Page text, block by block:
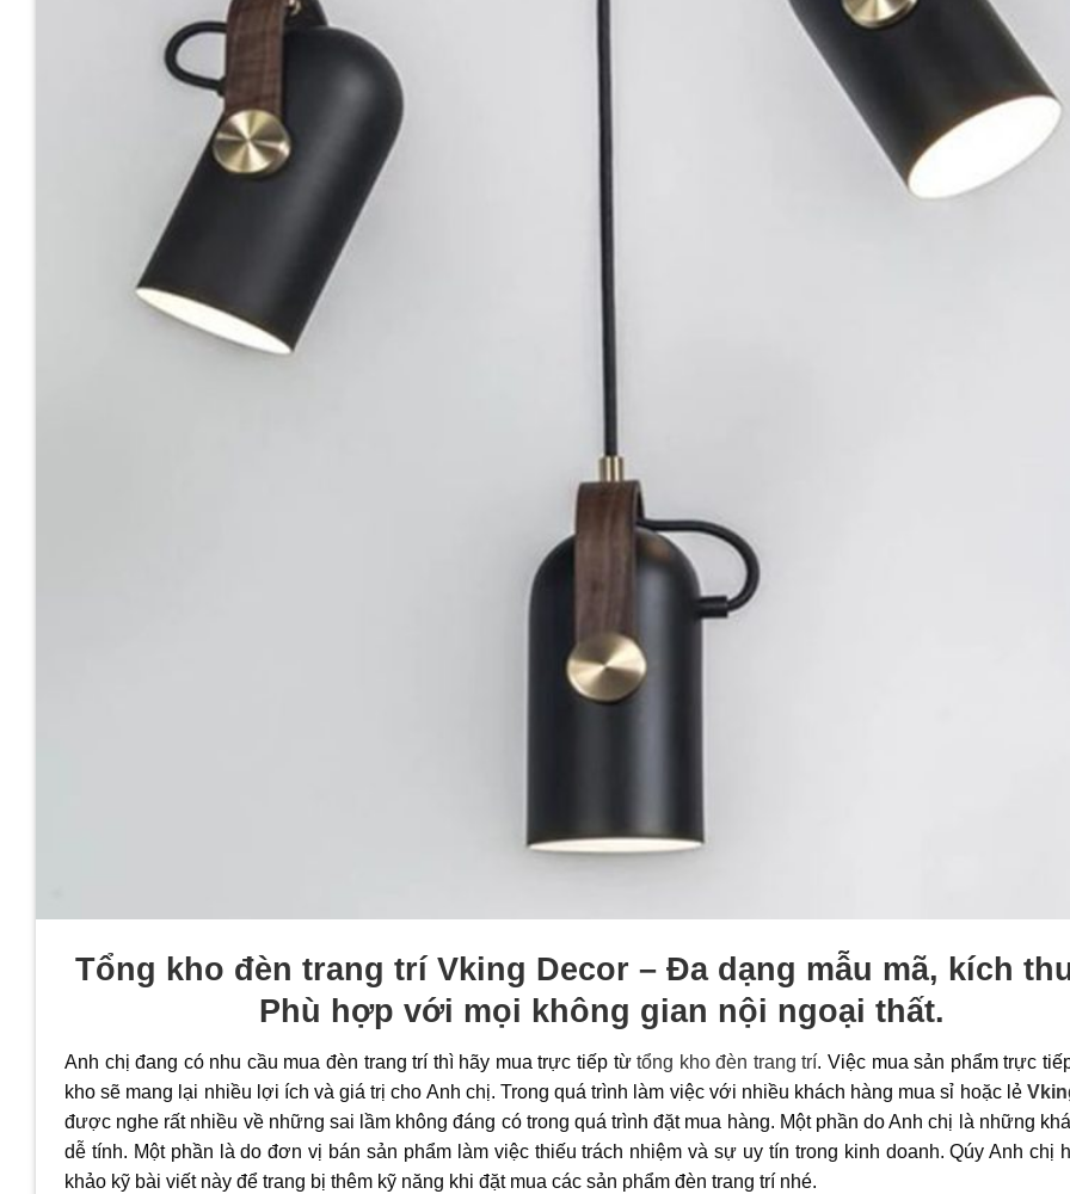
Tổng kho đèn trang trí Vking Decor – Đa dạng mẫu mã, kích
Phù hợp với mọi không gian nội ngoại thất.
Anh chị đang có nhu cầu mua đèn trang trí thì hãy mua trực tiếp từtổng kho đèn trang trí. Việc mua sản phẩm trực
kho sẽ mang lại nhiều lợi ích và giá trị cho Anh chị. Trong quá trình làm việc với nhiều khách hàng mua sỉ hoặc lẻ
được nghe rất nhiều về những sai lầm không đáng có trong quá trình đặt mua hàng. Một phần do Anh chị là những
dễ tính. Một phần là do đơn vị bán sản phẩm làm việc thiếu trách nhiệm và sự uy tín trong kinh doanh. Qúy Anh chị
khảo kỹ bài viết này để trang bị thêm kỹ năng khi đặt mua các sản phẩm đèn trang trí nhé.